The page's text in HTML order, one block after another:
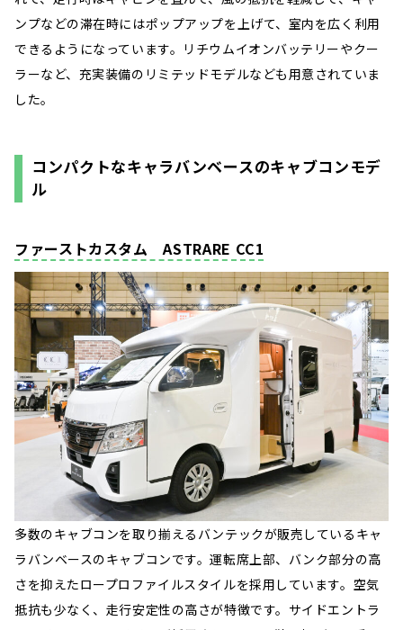
ンプなどの滞在時にはポップアップを上げて、室内を広く利用
できるようになっています。リチウムイオンバッテリーやクー
ラーなど、充実装備のリミテッドモデルなども用意されていま
した。
コンパクトなキャラバンベースのキャブコンモデ
ル
ファーストカスタム ASTRARE CC1
多数のキャブコンを取り揃えるバンテックが販売しているキャ
ラバンベースのキャブコンです。運転席上部、バンク部分の高
さを抑えたロープロファイルスタイルを採用しています。空気
抵抗も少なく、走行安定性の高さが特徴です。サイドエントラ